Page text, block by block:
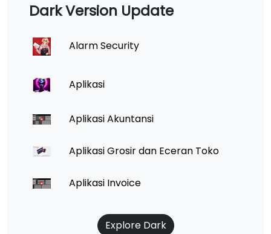
Dark Version Update
Alarm Security
Aplikasi
Aplikasi Akuntansi
Aplikasi Grosir dan Eceran Toko
Aplikasi Invoice
Explore Dark